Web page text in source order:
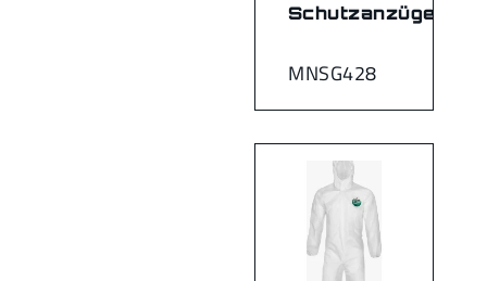
MNSG428
Schutzanzüge